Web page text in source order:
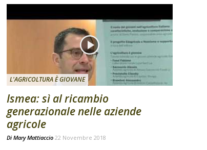
L'AGRICOLTURA È GIOVANE
Ismea: sì al ricambio
generazionale nelle aziende
agricole
Di Mary Mattiaccio 22 Novembre 2018